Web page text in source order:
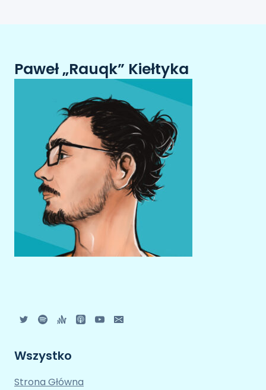
Paweł „Rauqk” Kiełtyka
Wszystko
Strona Główna